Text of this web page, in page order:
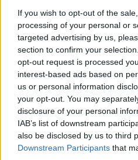
If you wish to opt-out of the
processing of your personal or
targeted advertising by us,
section to confirm your
opt-out request is processed
interest-based ads based on
us or personal information
your opt-out. You may
disclosure of your personal
IAB’s list of downstream
also be disclosed by us to third
Downstream Participants that
χρειάζεται να σταλεί
τηςΕΜΑΚ. «Το
είναι να φανούμε
κοινωνία και με το
ευρωπαϊκό καπέλο»,